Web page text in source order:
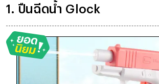
1. ปืนฉีดน้ำ Glock